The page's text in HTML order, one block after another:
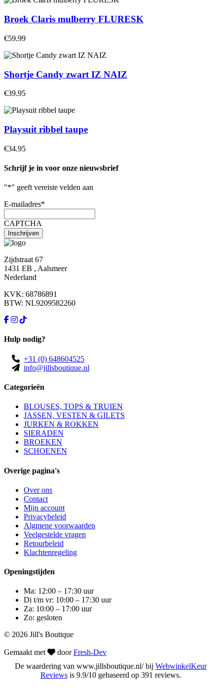
Broek Claris mulberry FLURESK
€59.99
Shortje Candy zwart IZ NAIZ
€39.95
Playsuit ribbel taupe
€34.95
Schrijf je in voor onze nieuwsbrief
"*" geeft vereiste velden aan
E-mailadres*
CAPTCHA
Zijdstraat 67
1431 EB , Aalsmeer
Nederland
KVK: 68786891
BTW: NL9209582260
Hulp nodig?
+31 (0) 648604525
info@jillsboutique.nl
Categorieën
BLOUSES, TOPS & TRUIEN
JASSEN, VESTEN & GILETS
JURKEN & ROKKEN
SIERADEN
BROEKEN
SCHOENEN
Overige pagina's
Over ons
Contact
Mijn account
Privacybeleid
Algmene voorwaarden
Veelgestelde vragen
Retourbeleid
Klachtenregeling
Openingstijden
Ma: 12:00 – 17:30 uur
Di t/m vr: 10:00 – 17:30 uur
Za: 10:00 – 17:00 uur
Zo: gesloten
© 2026 Jill's Boutique
Gemaakt met doorFresh-Dev
De waardering van www.jillsboutique.nl/ bij WebwinkelKeur
Reviewsis 9.9/10 gebaseerd op 391 reviews.